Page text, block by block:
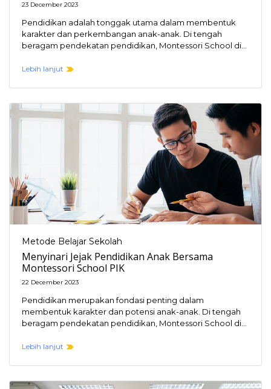
23 December 2023
Pendidikan adalah tonggak utama dalam membentuk
karakter dan perkembangan anak-anak. Di tengah
beragam pendekatan pendidikan, Montessori School di
Lebih lanjut
Metode Belajar Sekolah
Menyinari Jejak Pendidikan Anak Bersama
Montessori School PIK
22 December 2023
Pendidikan merupakan fondasi penting dalam
membentuk karakter dan potensi anak-anak. Di tengah
beragam pendekatan pendidikan, Montessori School di
Lebih lanjut